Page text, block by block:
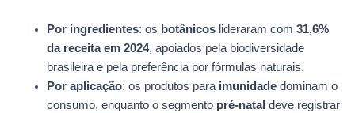
Por ingredientes: os botânicoslideraram com 31,6%
da receita em 2024, apoiados pela biodiversidade
brasileira e pela preferência por fórmulas naturais.
Por aplicação: os produtos para imunidadedominam o
consumo, enquanto o segmento pré-natal deve registrar